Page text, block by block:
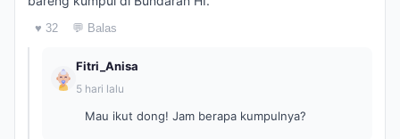
♥ 32 💬 Balas
Fitri_Anisa
5 hari lalu
Mau ikut dong! Jam berapa kumpulnya?